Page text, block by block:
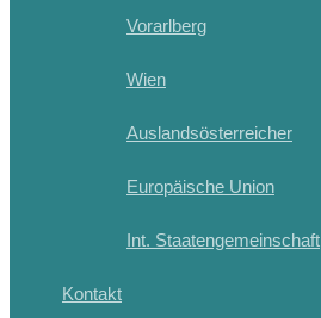
Vorarlberg
Wien
Auslandsösterreicher
Europäische Union
Int. Staatengemeinschaft
Kontakt